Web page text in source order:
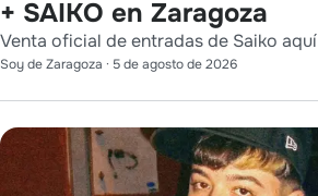
+ SAIKO en Zaragoza
Venta oficial de entradas de Saiko aquí
Soy de Zaragoza · 5 de agosto de 2026